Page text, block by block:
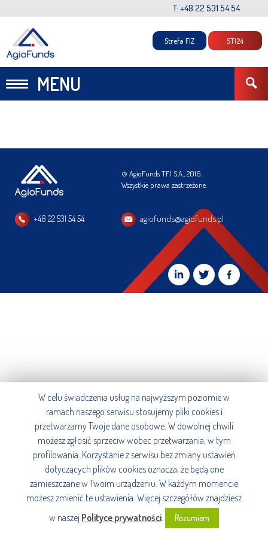
T: +48 22 531 54 54
MENU
Strefa FIZ STI24
© AgioFunds TFI S.A., 2016.
Wszystkie prawa zastrzeżone.
+48 22 531 54 54 agiofunds@agiofunds.pl
W celu świadczenia usług na najwyższym poziomie w
ramach naszego serwisu stosujemy pliki cookies i
przetwarzamy Twoje dane osobowe. W dowolnej chwili
możesz zgłosić sprzeciw wobec przetwarzania, w tym
profilowania. Korzystanie z serwisu bez zmiany ustawień
dotyczących plików cookies oznacza, że będą one
zamieszczane w Twoim urządzeniu. W każdym momencie
możesz zmienić te ustawienia. Więcej szczegółów znajdziesz
w naszej Polityce prywatności. Rozumiem